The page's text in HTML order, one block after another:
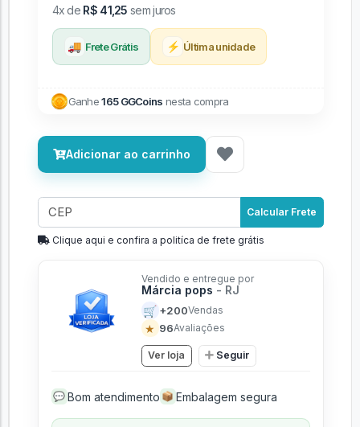
4x de R$ 41,25 sem juros
🚚 Frete Grátis ⚡ Última unidade
Ganhe165 GGCoins nesta compra
Adicionar ao carrinho
Calcular Frete
Clique aqui e confira a politíca de frete grátis
Vendido e entregue por
Márcia pops - RJ
🛒 +200Vendas
★ 96Avaliações
Ver loja Seguir
💬 Bom atendimento 📦 Embalagem segura